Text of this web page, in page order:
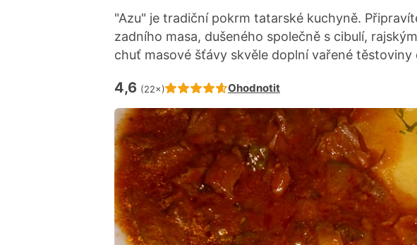
"Azu" je tradiční pokrm tatarské kuchyně.
zadního masa, dušeného společně s cibulí,
chuť masové šťávy skvěle doplní vařené těstoviny
Hodnocení receptu je
4,6 (22×) Ohodnotit